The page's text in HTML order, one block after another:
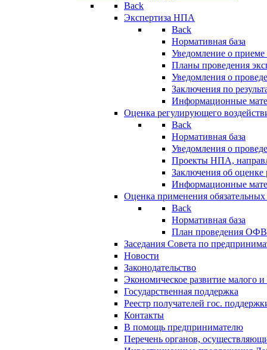
Back
Экспертиза НПА
Back
Нормативная база
Уведомление о
Планы проведения
Уведомления о
Заключения по
Информационные
Оценка регулирующего
Back
Нормативная база
Уведомления о
Проекты НПА,
Заключения об
Информационные
Оценка применения
Back
Нормативная база
План проведения
Заседания Совета по
Новости
Законодательство
Экономическое развитие малого и
Государственная поддержка
Реестр получателей гос.
Контакты
В помощь предпринимателю
Перечень органов,